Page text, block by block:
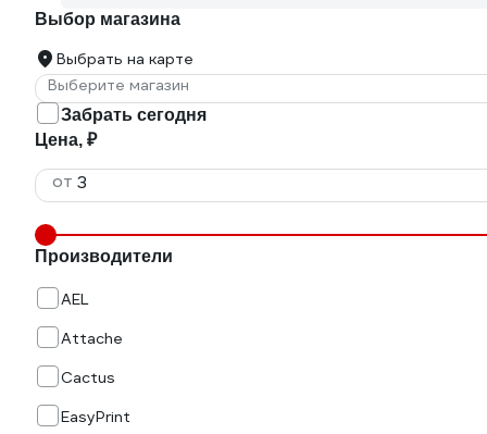
Выбор магазина
Выбрать на карте
Выберите магазин
Забрать сегодня
Цена, ₽
от
Производители
AEL
Attache
Cactus
EasyPrint